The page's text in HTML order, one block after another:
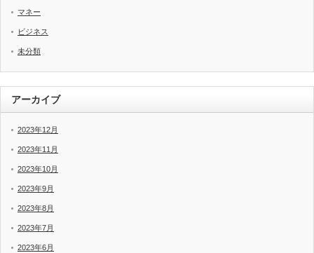
マネー
ビジネス
未分類
アーカイブ
2023年12月
2023年11月
2023年10月
2023年9月
2023年8月
2023年7月
2023年6月